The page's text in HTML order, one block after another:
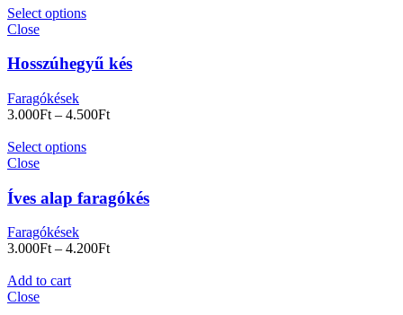
Select options
Close
Hosszúhegyű kés
Faragókések
3.000Ft – 4.500Ft
Select options
Close
Íves alap faragókés
Faragókések
3.000Ft – 4.200Ft
Add to cart
Close